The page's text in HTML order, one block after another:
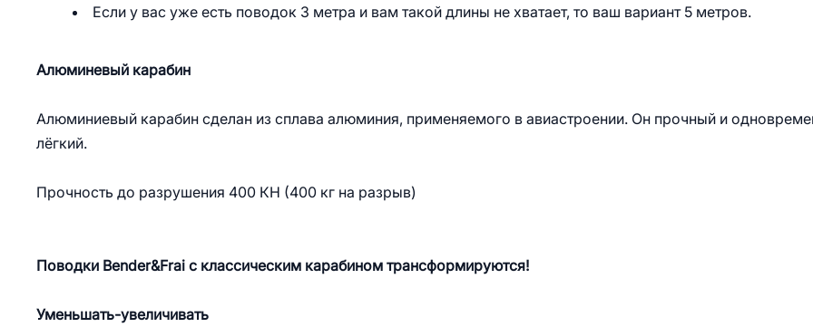
Если у вас уже есть поводок 3 метра и вам такой длины не хватает, то ваш вариант 5 метров.
Алюминевый карабин
Алюминиевый карабин сделан из сплава алюминия, применяемого в авиастроении. Он прочный и
лёгкий.
Прочность до разрушения 400 КН (400 кг на разрыв)
Поводки Bender&Frai с классическим карабином трансформируются!
Уменьшать-увеличивать